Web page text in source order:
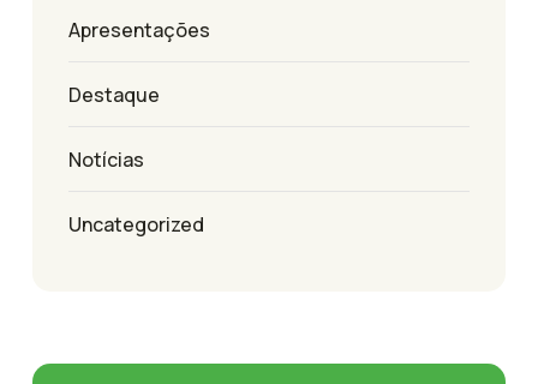
Apresentações
Destaque
Notícias
Uncategorized